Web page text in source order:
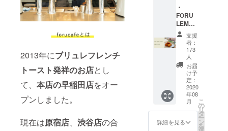
2013年にブリュレフレンチ
トースト発祥のお店とし
て、 本店の早稲田店をオー
プンしました。
現在は原宿店 渋谷店の合
ンチトース
トや、ドラ
フトコー
ヒーをはじ
めとした幅
広いメ
ニューをご
用意してい
・
FORU
LEMON
【10個
入り】
・感謝
のメッ
セージ
※送料を
含む
支援
者：
173
人
お届
け予
定：
2020
年08
月
詳細を見る
こ
の
リ
タ
ー
ン
を